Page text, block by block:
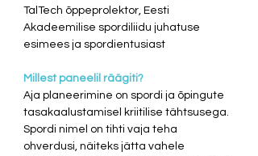
TalTech õppeprolektor, Eesti
Akadeemilise spordiliidu juhatuse
esimees ja spordientusiast
Millest paneelil räägiti?
Aja planeerimine on spordi ja õpingute
tasakaalustamisel kriitilise tähtsusega.
Spordi nimel on tihti vaja teha
ohverdusi, näiteks jätta vahele